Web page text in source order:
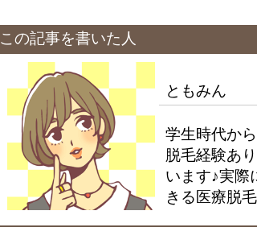
この記事を書いた人
ともみん
学生時代か
脱毛経験あ
います♪実際
きる医療脱